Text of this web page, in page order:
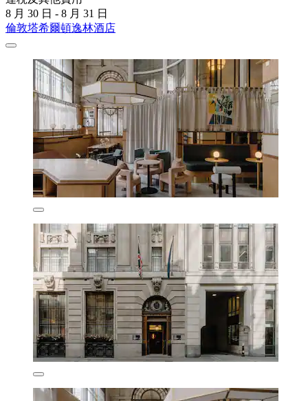
8 月 30 日 - 8 月 31 日
倫敦塔希爾頓逸林酒店